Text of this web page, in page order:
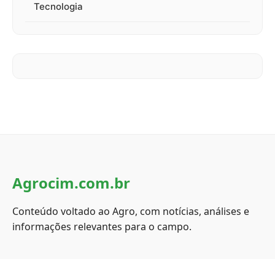
Tecnologia
Agrocim.com.br
Conteúdo voltado ao Agro, com notícias, análises e
informações relevantes para o campo.